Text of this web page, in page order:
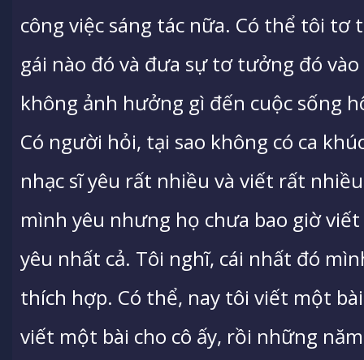
công việc sáng tác nữa. Có thể tôi
gái nào đó và đưa sự tơ tưởng đó
không ảnh hưởng gì đến cuộc sống
Có người hỏi, tại sao không có ca
nhạc sĩ yêu rất nhiều và viết rất
mình yêu nhưng họ chưa bao giờ
yêu nhất cả. Tôi nghĩ, cái nhất đó
thích hợp. Có thể, nay tôi viết một
viết một bài cho cô ấy, rồi những